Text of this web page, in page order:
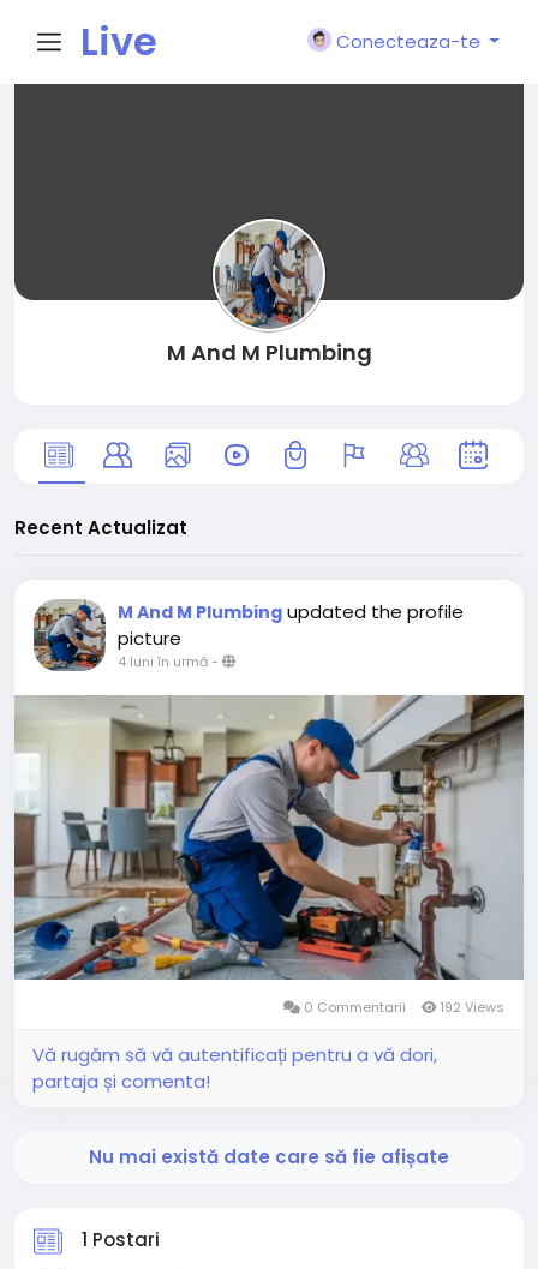
Live
Conecteaza-te
M And M Plumbing
1 Postari
Recent Actualizat
M And M Plumbing updated the profile
picture
4 luni în urmă-
0 Commentarii 192 Views
Vă rugăm să vă autentificați pentru a vă dori,
partaja și comenta!
Nu mai există date care să fie afișate